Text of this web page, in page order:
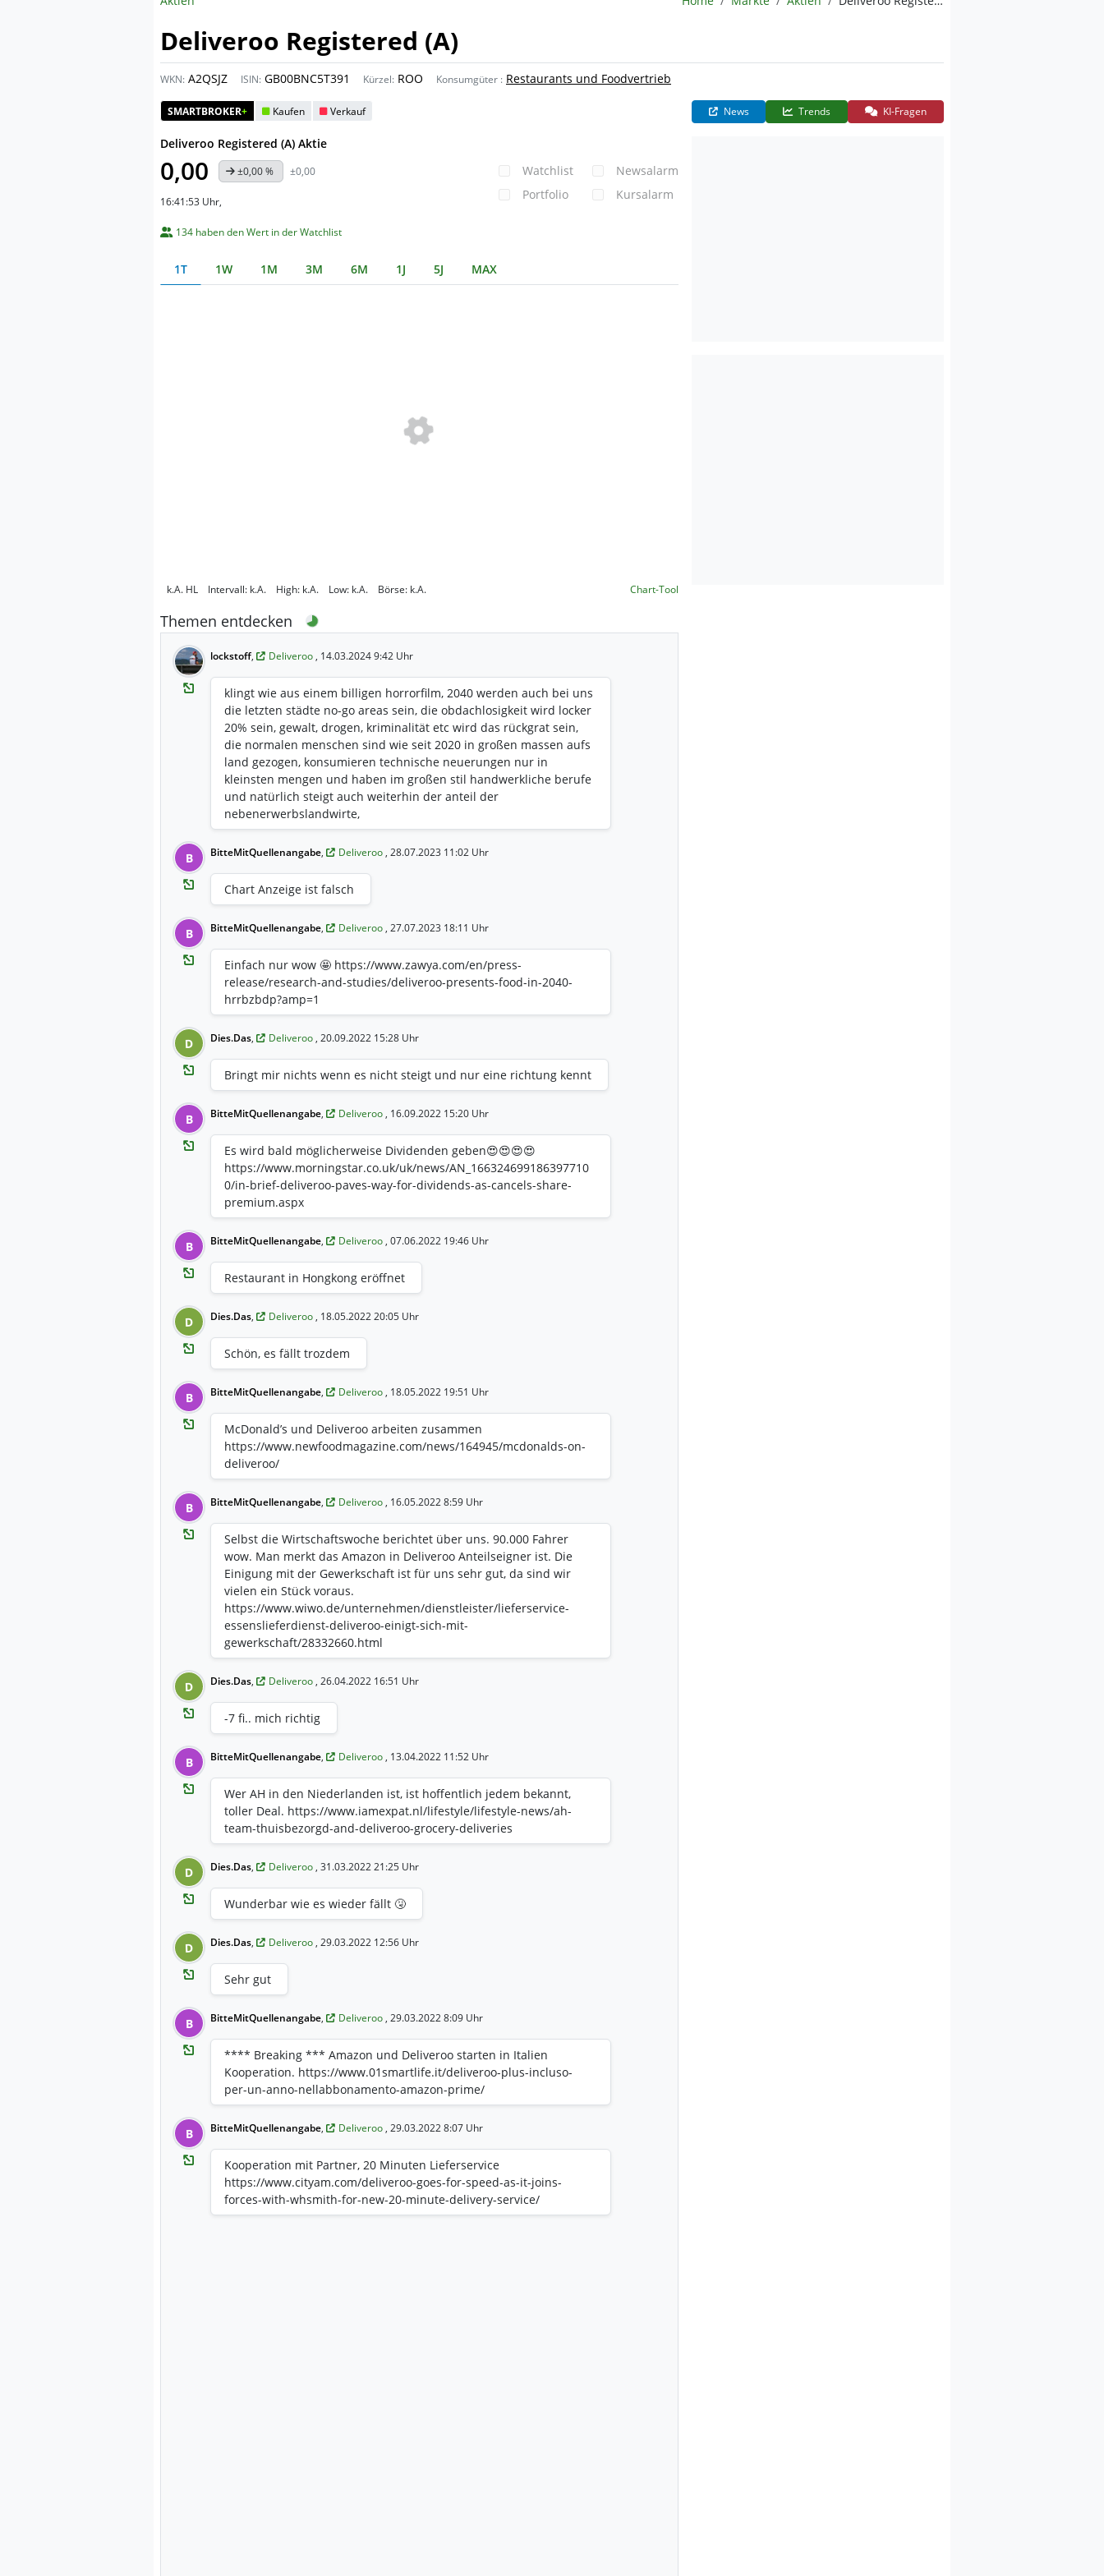
Deliveroo Registered (A)
WKN: A2QSJZ ISIN: GB00BNC5T391 Kürzel: ROO Konsumgüter : Restaurants und Foodvertrieb
SMARTBROKER+ Kaufen Verkauf
Deliveroo Registered (A) Aktie
0,00 ±0,00 % ±0,00
16:41:53 Uhr,
Watchlist
Portfolio
Newsalarm
Kursalarm
134 haben den Wert in der Watchlist
1T 1W 1M 3M 6M 1J 5J MAX
k.A. HL Intervall: k.A. High: k.A. Low: k.A. Börse: k.A. Chart-Tool
Themen entdecken
lockstoff, Deliveroo , 14.03.2024 9:42 Uhr
klingt wie aus einem billigen horrorfilm, 2040 werden auch bei uns
die letzten städte no-go areas sein, die obdachlosigkeit wird locker
20% sein, gewalt, drogen, kriminalität etc wird das rückgrat sein,
die normalen menschen sind wie seit 2020 in großen massen aufs
land gezogen, konsumieren technische neuerungen nur in
kleinsten mengen und haben im großen stil handwerkliche berufe
und natürlich steigt auch weiterhin der anteil der
nebenerwerbslandwirte,
B BitteMitQuellenangabe, Deliveroo , 28.07.2023 11:02 Uhr
Chart Anzeige ist falsch
B BitteMitQuellenangabe, Deliveroo , 27.07.2023 18:11 Uhr
Einfach nur wow 🤩 https://www.zawya.com/en/press-
release/research-and-studies/deliveroo-presents-food-in-2040-
hrrbzbdp?amp=1
D Dies.Das, Deliveroo , 20.09.2022 15:28 Uhr
Bringt mir nichts wenn es nicht steigt und nur eine richtung kennt
B BitteMitQuellenangabe, Deliveroo , 16.09.2022 15:20 Uhr
Es wird bald möglicherweise Dividenden geben😍😍😍😍
https://www.morningstar.co.uk/uk/news/AN_166324699186397710
0/in-brief-deliveroo-paves-way-for-dividends-as-cancels-share-
premium.aspx
B BitteMitQuellenangabe, Deliveroo , 07.06.2022 19:46 Uhr
Restaurant in Hongkong eröffnet
D Dies.Das, Deliveroo , 18.05.2022 20:05 Uhr
Schön, es fällt trozdem
B BitteMitQuellenangabe, Deliveroo , 18.05.2022 19:51 Uhr
McDonald’s und Deliveroo arbeiten zusammen
https://www.newfoodmagazine.com/news/164945/mcdonalds-on-
deliveroo/
B BitteMitQuellenangabe, Deliveroo , 16.05.2022 8:59 Uhr
Selbst die Wirtschaftswoche berichtet über uns. 90.000 Fahrer
wow. Man merkt das Amazon in Deliveroo Anteilseigner ist. Die
Einigung mit der Gewerkschaft ist für uns sehr gut, da sind wir
vielen ein Stück voraus.
https://www.wiwo.de/unternehmen/dienstleister/lieferservice-
essenslieferdienst-deliveroo-einigt-sich-mit-
gewerkschaft/28332660.html
D Dies.Das, Deliveroo , 26.04.2022 16:51 Uhr
-7 fi.. mich richtig
B BitteMitQuellenangabe, Deliveroo , 13.04.2022 11:52 Uhr
Wer AH in den Niederlanden ist, ist hoffentlich jedem bekannt,
toller Deal. https://www.iamexpat.nl/lifestyle/lifestyle-news/ah-
team-thuisbezorgd-and-deliveroo-grocery-deliveries
D Dies.Das, Deliveroo , 31.03.2022 21:25 Uhr
Wunderbar wie es wieder fällt 🤧
D Dies.Das, Deliveroo , 29.03.2022 12:56 Uhr
Sehr gut
B BitteMitQuellenangabe, Deliveroo , 29.03.2022 8:09 Uhr
**** Breaking *** Amazon und Deliveroo starten in Italien
Kooperation. https://www.01smartlife.it/deliveroo-plus-incluso-
per-un-anno-nellabbonamento-amazon-prime/
B BitteMitQuellenangabe, Deliveroo , 29.03.2022 8:07 Uhr
Kooperation mit Partner, 20 Minuten Lieferservice
https://www.cityam.com/deliveroo-goes-for-speed-as-it-joins-
forces-with-whsmith-for-new-20-minute-delivery-service/
News Trends KI-Fragen